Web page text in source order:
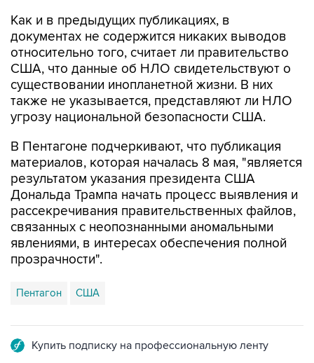
Как и в предыдущих публикациях, в
документах не содержится никаких выводов
относительно того, считает ли правительство
США, что данные об НЛО свидетельствуют о
существовании инопланетной жизни. В них
также не указывается, представляют ли НЛО
угрозу национальной безопасности США.
В Пентагоне подчеркивают, что публикация
материалов, которая началась 8 мая, "является
результатом указания президента США
Дональда Трампа начать процесс выявления и
рассекречивания правительственных файлов,
связанных с неопознанными аномальными
явлениями, в интересах обеспечения полной
прозрачности".
Пентагон США
Купить подписку на профессиональную ленту